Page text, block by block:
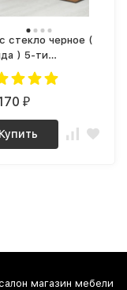
стекло черное (
) 5-ти
Плюс
₽
Купить
магазин мебели